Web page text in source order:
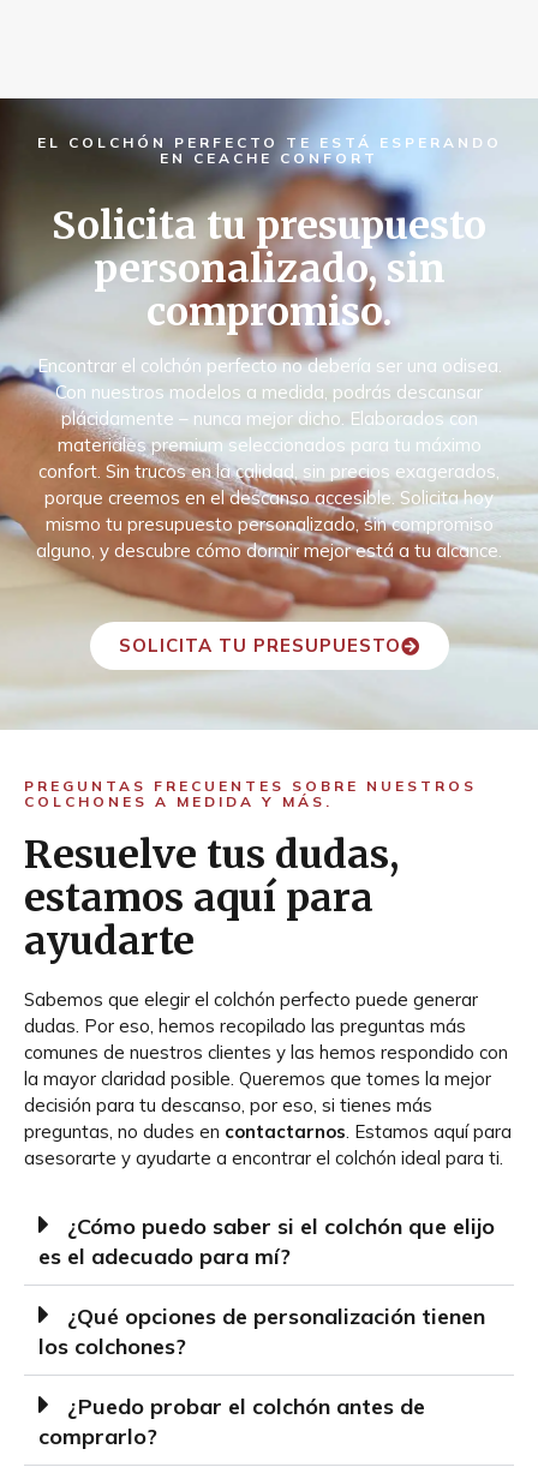
EL COLCHÓN PERFECTO TE ESTÁ ESPERANDO
EN CEACHE CONFORT
Solicita tu presupuesto
personalizado, sin
compromiso.
Encontrar el colchón perfecto no debería ser una odisea.
Con nuestros modelos a medida, podrás descansar
plácidamente – nunca mejor dicho. Elaborados con
materiales premium seleccionados para tu máximo
confort. Sin trucos en la calidad, sin precios exagerados,
porque creemos en el descanso accesible. Solicita hoy
mismo tu presupuesto personalizado, sin compromiso
alguno, y descubre cómo dormir mejor está a tu alcance.
SOLICITA TU PRESUPUESTO
PREGUNTAS FRECUENTES SOBRE NUESTROS
COLCHONES A MEDIDA Y MÁS.
Resuelve tus dudas,
estamos aquí para
ayudarte
Sabemos que elegir el colchón perfecto puede generar
dudas. Por eso, hemos recopilado las preguntas más
comunes de nuestros clientes y las hemos respondido con
la mayor claridad posible. Queremos que tomes la mejor
decisión para tu descanso, por eso, si tienes más
preguntas, no dudes en contactarnos. Estamos aquí para
asesorarte y ayudarte a encontrar el colchón ideal para ti.
¿Cómo puedo saber si el colchón que elijo
es el adecuado para mí?
¿Qué opciones de personalización tienen
los colchones?
¿Puedo probar el colchón antes de
comprarlo?